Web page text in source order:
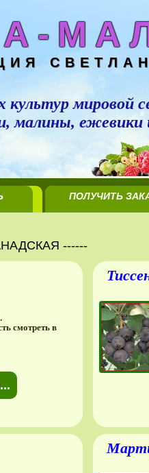
мировой
малины, ежевики
ПОЛУЧИТЬ
------
смотреть в